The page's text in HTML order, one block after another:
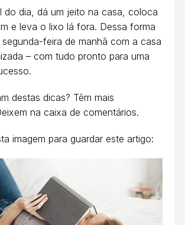
do dia, dá um jeito na casa, coloca
e leva o lixo lá fora. Dessa forma
feira de manhã com a casa
– com tudo pronto para uma
destas dicas? Têm mais
na caixa de comentários.
imagem para guardar este artigo: